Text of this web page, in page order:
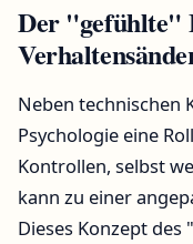
Der "gefühlte"
Neben technischen
Psychologie eine
Kontrollen, selbst
kann zu einer
Dieses Konzept